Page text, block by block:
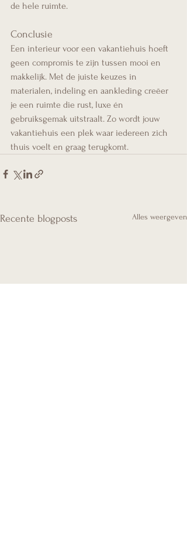
de hele ruimte.
Conclusie
Een interieur voor een vakantiehuis hoeft
geen compromis te zijn tussen mooi en
makkelijk. Met de juiste keuzes in
materialen, indeling en aankleding creëer
je een ruimte die rust, luxe én
gebruiksgemak uitstraalt. Zo wordt jouw
vakantiehuis een plek waar iedereen zich
thuis voelt en graag terugkomt.
Recente blogposts Alles weergeven